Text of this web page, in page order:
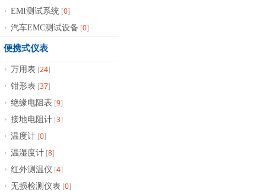
EMI测试系统 [0]
汽车EMC测试设备 [0]
便携式仪表
万用表 [24]
钳形表 [37]
绝缘电阻表 [9]
接地电阻计 [3]
温度计 [0]
温湿度计 [8]
红外测温仪 [4]
无损检测仪表 [0]